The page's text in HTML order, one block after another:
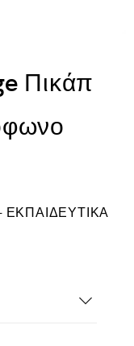
Πικάπ
ΕΚΠΑΙΔΕΥΤΙΚΑ